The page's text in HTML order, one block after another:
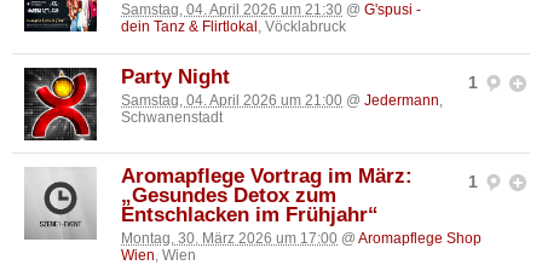
Samstag, 04. April 2026 um 21:30 @ G'spusi -
dein Tanz & Flirtlokal , Vöcklabruck
1
Party Night
Samstag, 04. April 2026 um 21:00 @ Jedermann
Schwanenstadt
1
Aromapflege Vortrag im März:
„Gesundes Detox zum
Entschlacken im Frühjahr“
Montag, 30. März 2026 um 17:00 @ Aromapflege Shop
Wien , Wien